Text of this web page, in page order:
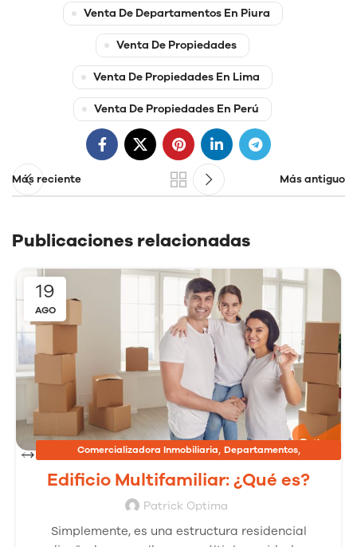
Venta De Departamentos En Piura
Venta De Propiedades
Venta De Propiedades En Lima
Venta De Propiedades En Perú
Más reciente Más antiguo
Publicaciones relacionadas
19
AGO
Comercializadora Inmobiliaria, Departamentos,
,
Edificio Multifamiliar: ¿Qué es?
Patrick Optima
Simplemente, es una estructura residencial